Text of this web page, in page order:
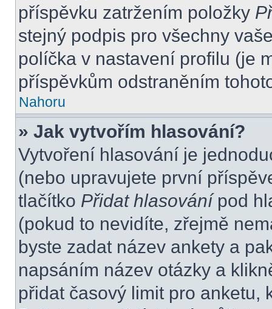
příspěvku zatržením položky
stejný podpis pro všechny
políčka v nastavení profilu (je
příspěvkům odstraněním
Nahoru
» Jak vytvořím hlasování?
Vytvoření hlasování je
(nebo upravujete první
tlačítko Přidat hlasovánípod
(pokud to nevidíte, zřejmě
byste zadat název ankety a
napsáním název otázky a
přidat časový limit pro anketu,